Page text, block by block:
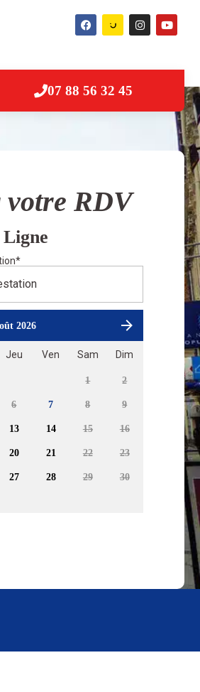
07 88 56 32 45
votre RDV
Ligne
*
2026
Jeu Ven Sam Dim
1 2
6 7 8 9
13 14 15 16
20 21 22 23
27 28 29 30